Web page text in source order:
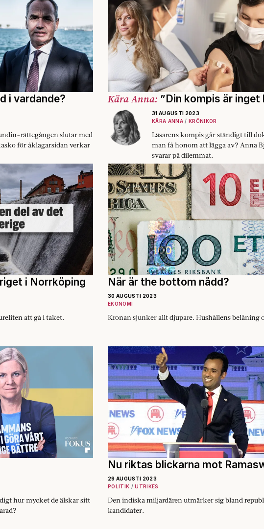
i vardande?
rättegången slutar med
för åklagarsidan verkar
Kära Anna: ”Din kompis är inget
31 AUGUSTI 2023
KÄRA ANNA
KRÖNIKOR
Läsarens kompis går ständigt till
man få honom att lägga av? Anna
svarar på dilemmat.
i Norrköping
att gå i taket.
När är the bottom nådd?
30 AUGUSTI 2023
EKONOMI
Kronan sjunker allt djupare. Hushållens belåning
hur mycket de älskar sitt
Nu riktas blickarna mot
29 AUGUSTI 2023
POLITIK
UTRIKES
Den indiska miljardären utmärker sig bland
kandidater.